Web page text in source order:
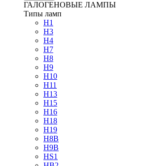
ГАЛОГЕНОВЫЕ ЛАМПЫ
Типы ламп
H1
H3
H4
H7
H8
H9
H10
H11
H13
H15
H16
H18
H19
H8B
H9B
HS1